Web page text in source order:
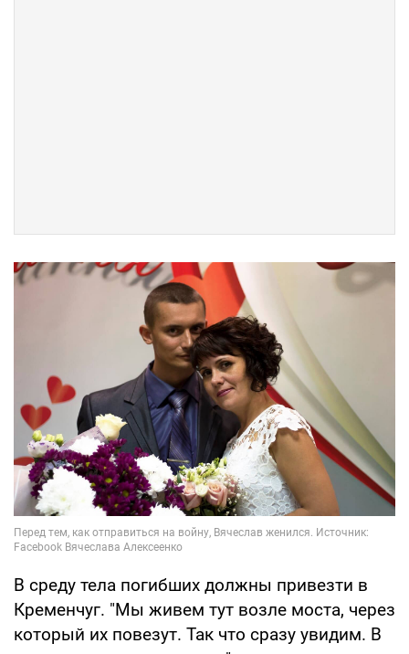
В среду тела погибших должны привезти в
Кременчуг. "Мы живем тут возле моста, через
который их повезут. Так что сразу увидим. В